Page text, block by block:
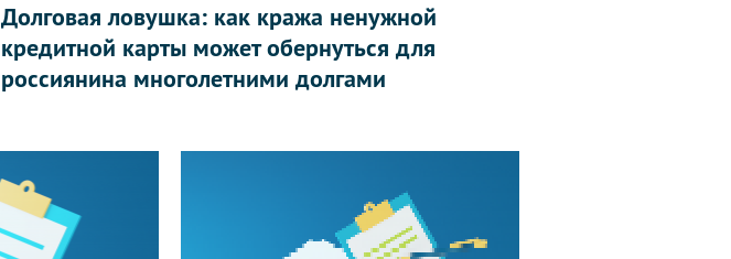
Долговая ловушка: как кража ненужной
кредитной карты может обернуться для
россиянина многолетними долгами